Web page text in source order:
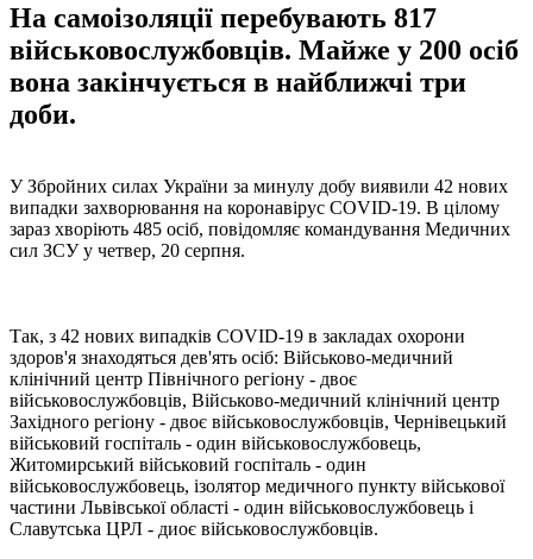
На самоізоляції перебувають 817
військовослужбовців. Майже у 200 осіб
вона закінчується в найближчі три
доби.
У Збройних силах України за минулу добу виявили 42 нових
випадки захворювання на коронавірус COVID-19. В цілому
зараз хворіють 485 осіб, повідомляє командування Медичних
сил ЗСУ у четвер, 20 серпня.
Так, з 42 нових випадків COVID-19 в закладах охорони
здоров'я знаходяться дев'ять осіб: Військово-медичний
клінічний центр Північного регіону - двоє
військовослужбовців, Військово-медичний клінічний центр
Західного регіону - двоє військовослужбовців, Чернівецький
військовий госпіталь - один військовослужбовець,
Житомирський військовий госпіталь - один
військовослужбовець, ізолятор медичного пункту військової
частини Львівської області - один військовослужбовець і
Славутська ЦРЛ - диоє військовослужбовців.